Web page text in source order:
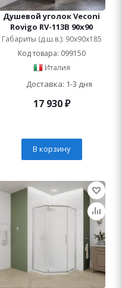
Душевой уголок Veconi
Rovigo RV-113B 90x90
Габариты (д.ш.в.): 90x90x185
Код товара: 099150
Италия
Доставка: 1-3 дня
17 930₽
В корзину